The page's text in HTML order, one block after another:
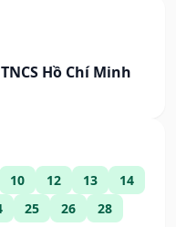
Hồ Chí Minh
10 12 13
14
25 26
28